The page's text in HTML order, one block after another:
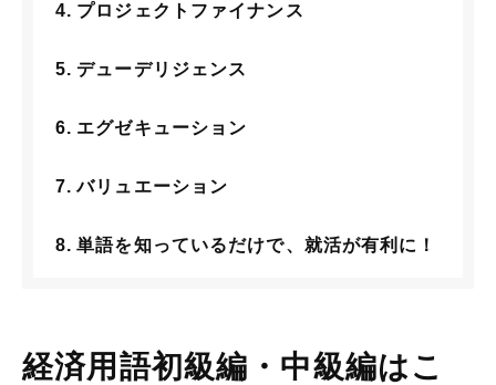
プロジェクトファイナンス
デューデリジェンス
エグゼキューション
バリュエーション
単語を知っているだけで、就活が有利に！
経済用語初級編・中級編はこ